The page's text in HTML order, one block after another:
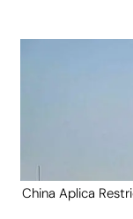
China Aplica